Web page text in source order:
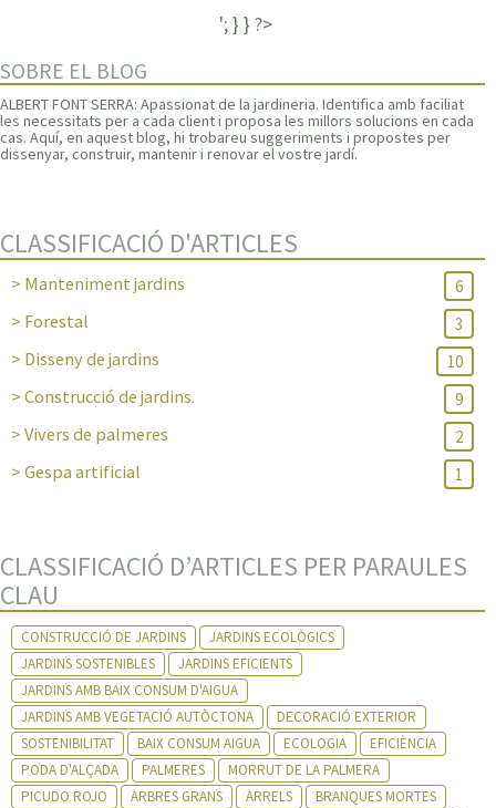
'; } } ?>
SOBRE EL BLOG
ALBERT FONT SERRA: Apassionat de la jardineria. Identifica amb faciliat
les necessitats per a cada client i proposa les millors solucions en cada
cas. Aquí, en aquest blog, hi trobareu suggeriments i propostes per
dissenyar, construir, mantenir i renovar el vostre jardí.
CLASSIFICACIÓ D'ARTICLES
> Manteniment jardins 6
> Forestal 3
> Disseny de jardins 10
> Construcció de jardins. 9
> Vivers de palmeres 2
> Gespa artificial 1
CLASSIFICACIÓ D’ARTICLES PER PARAULES
CLAU
CONSTRUCCIÓ DE JARDINS
JARDINS ECOLÒGICS
JARDINS SOSTENIBLES
JARDINS EFICIENTS
JARDINS AMB BAIX CONSUM D'AIGUA
JARDINS AMB VEGETACIÓ AUTÒCTONA
DECORACIÓ EXTERIOR
SOSTENIBILITAT
BAIX CONSUM AIGUA ECOLOGIA
EFICIÈNCIA
PODA D'ALÇADA
PALMERES
MORRUT DE LA PALMERA
PICUDO ROJO
ARBRES GRANS ARRELS
BRANQUES MORTES